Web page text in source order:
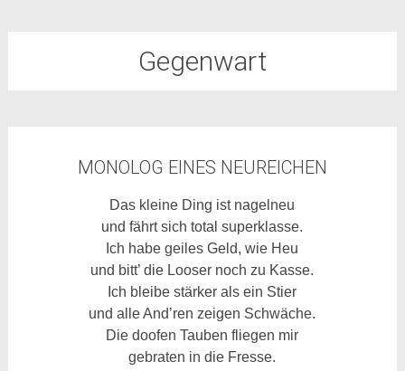
Gegenwart
MONOLOG EINES NEUREICHEN
Das kleine Ding ist nagelneu
und fährt sich total superklasse.
Ich habe geiles Geld, wie Heu
und bitt’ die Looser noch zu Kasse.
Ich bleibe stärker als ein Stier
und alle And’ren zeigen Schwäche.
Die doofen Tauben fliegen mir
gebraten in die Fresse.